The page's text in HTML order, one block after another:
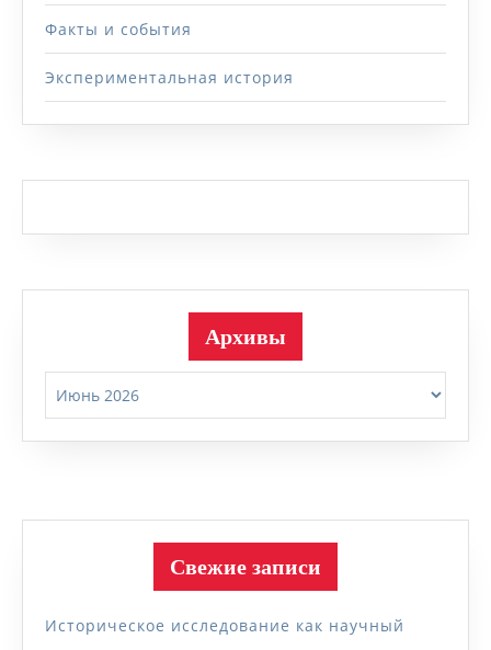
Факты и события
Экспериментальная история
Архивы
Свежие записи
Историческое исследование как научный